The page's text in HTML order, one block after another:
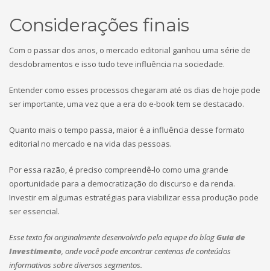
Considerações finais
Com o passar dos anos, o mercado editorial ganhou uma série de
desdobramentos e isso tudo teve influência na sociedade.
Entender como esses processos chegaram até os dias de hoje pode
ser importante, uma vez que a era do e-book tem se destacado.
Quanto mais o tempo passa, maior é a influência desse formato
editorial no mercado e na vida das pessoas.
Por essa razão, é preciso compreendê-lo como uma grande
oportunidade para a democratização do discurso e da renda.
Investir em algumas estratégias para viabilizar essa produção pode
ser essencial.
Esse texto foi originalmente desenvolvido pela equipe do blogGuia de
Investimento, onde você pode encontrar centenas de conteúdos
informativos sobre diversos segmentos.